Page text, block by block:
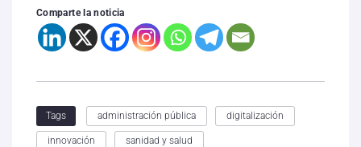
Comparte la noticia
Tags administración pública digitalización
innovación sanidad y salud